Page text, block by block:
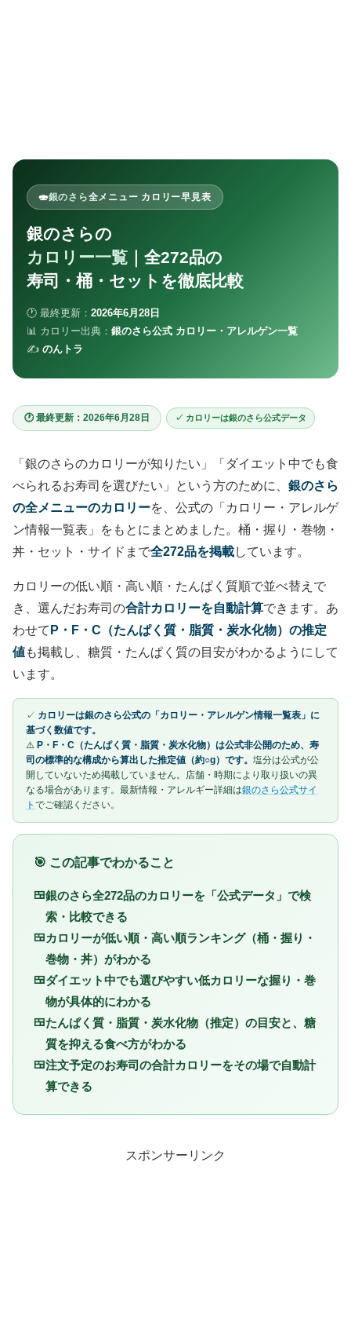
🍣銀のさら全メニュー カロリー早見表
銀のさらの
カロリー一覧 ｜全272品の
寿司・桶・セットを徹底比較
🕐 最終更新： 2026年6月28日
📊 カロリー出典： 銀のさら公式 カロリー・アレルゲン一覧
✍️ のんトラ
🕐 最終更新：2026年6月28日 ✓ カロリーは銀のさら公式データ
「銀のさらのカロリーが知りたい」「ダイエット中でも食
べられるお寿司を選びたい」という方のために、 銀のさら
の全メニューのカロリーを、公式の「カロリー・アレルゲ
ン情報一覧表」をもとにまとめました。桶・握り・巻物・
丼・セット・サイドまで全272品を掲載しています。
カロリーの低い順・高い順・たんぱく質順で並べ替えで
き、選んだお寿司の合計カロリーを自動計算できます。あ
わせて P・F・C（たんぱく質・脂質・炭水化物）の推定
値も掲載し、糖質・たんぱく質の目安がわかるようにして
います。
✓ カロリーは銀のさら公式の「カロリー・アレルゲン情報一覧表」に
基づく数値です。
⚠️ P・F・C（たんぱく質・脂質・炭水化物）は公式非公開のため、寿
司の標準的な構成から算出した推定値（約○g）です。 塩分は公式が公
開していないため掲載していません。店舗・時期により取り扱いの異
なる場合があります。最新情報・アレルギー詳細は銀のさら公式サイ
ト でご確認ください。
🎯 この記事でわかること
銀のさら全272品のカロリーを「公式データ」で検
索・比較できる
カロリーが低い順・高い順ランキング（桶・握り・
巻物・丼）がわかる
ダイエット中でも選びやすい低カロリーな握り・巻
物が具体的にわかる
たんぱく質・脂質・炭水化物（推定）の目安と、糖
質を抑える食べ方がわかる
注文予定のお寿司の合計カロリーをその場で自動計
算できる
スポンサーリンク